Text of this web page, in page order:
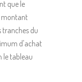
que le
montant
tranches du
d'achat
le tableau